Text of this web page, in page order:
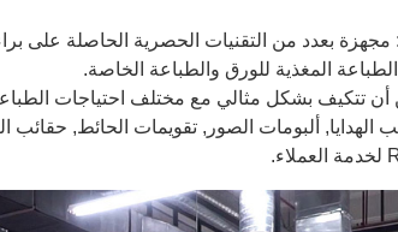
المغذية للورق والطباعة الخاصة.
أن تتكيف بشكل مثالي مع مختلف احتياجات
الهدايا, ألبومات الصور, تقويمات الحائط, حقائب